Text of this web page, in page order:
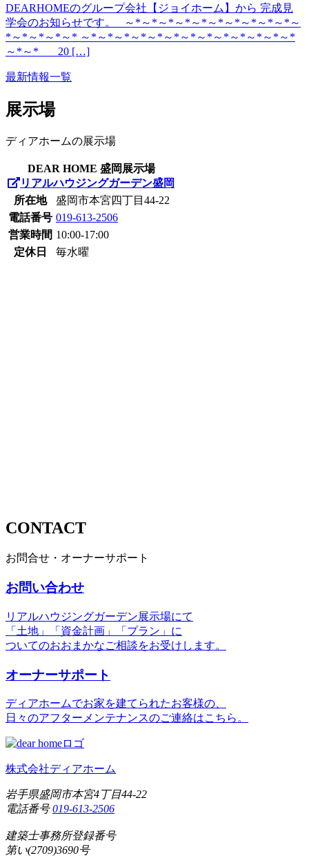
DEARHOMEのグループ会社【ジョイホーム】から 完成見
学会のお知らせです。 ～*～*～*～*～*～*～*～*～*～*～
*～*～*～*～* ～*～*～*～*～*～*～*～*～*～*～*～*～*
～*～* 20 […]
最新情報一覧
展示場
ディアホームの展示場
DEAR HOME 盛岡展示場
リアルハウジングガーデン盛岡
所在地
盛岡市本宮四丁目44-22
電話番号 019-613-2506
営業時間 10:00-17:00
定休日
毎水曜
CONTACT
お問合せ・オーナーサポート
お問い合わせ
リアルハウジングガーデン展示場にて
「土地」「資金計画」「プラン」に
ついてのおおまかなご相談をお受けします。
オーナーサポート
ディアホームでお家を建てられたお客様の、
日々のアフターメンテナンスのご連絡はこちら。
株式会社ディアホーム
岩手県盛岡市本宮4丁目44-22
電話番号019-613-2506
建築士事務所登録番号
第い(2709)3690号